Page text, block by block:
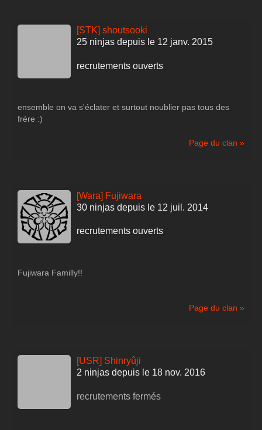
[STK] shoutsooki
25 ninjas depuis le 12 janv. 2015
recrutements ouverts
ensemble on va s'éclater et surtout noublier pas tous des
frére :)
Page du clan »
[Wara] Fujiwara
30 ninjas depuis le 12 juil. 2014
recrutements ouverts
Fujiwara Familly!!
Page du clan »
[USR] Shinryûji
2 ninjas depuis le 18 nov. 2016
recrutements fermés